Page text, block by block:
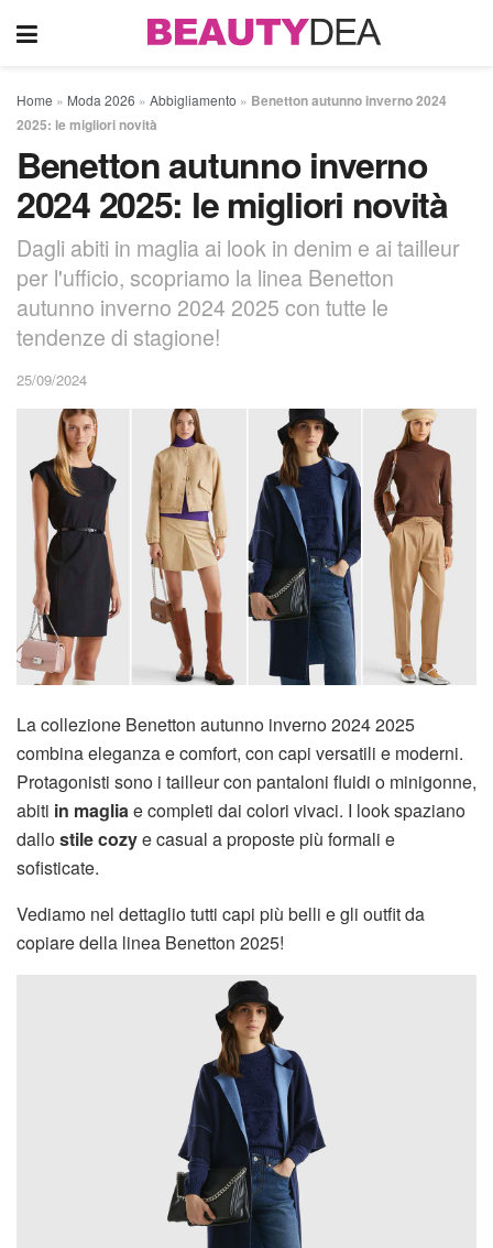
Home » Moda 2026 » Abbigliamento » Benetton autunno inverno 2024
2025: le migliori novità
Benetton autunno inverno
2024 2025: le migliori novità
Dagli abiti in maglia ai look in denim e ai tailleur
per l'ufficio, scopriamo la linea Benetton
autunno inverno 2024 2025 con tutte le
tendenze di stagione!
25/09/2024
La collezione Benetton autunno inverno 2024 2025
combina eleganza e comfort, con capi versatili e moderni.
Protagonisti sono i tailleur con pantaloni fluidi o minigonne,
abiti in maglia e completi dai colori vivaci. I look spaziano
dallostile cozye casual a proposte più formali e
sofisticate.
Vediamo nel dettaglio tutti capi più belli e gli outfit da
copiare della linea Benetton 2025!